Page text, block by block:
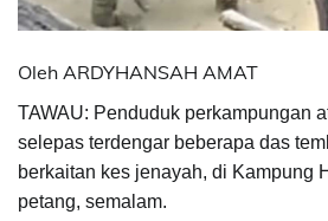
Oleh ARDYHANSAH AMAT
TAWAU: Penduduk perkampungan
selepas terdengar beberapa das
berkaitan kes jenayah, di Kampung
petang, semalam.